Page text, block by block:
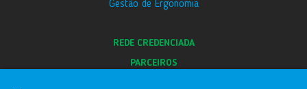
Gestão de Ergonomia
REDE CREDENCIADA
PARCEIROS